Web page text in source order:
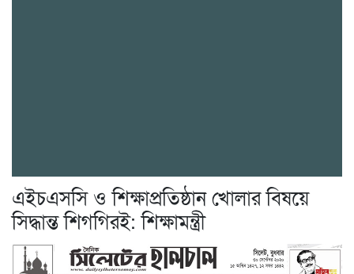
এইচএসসি ও শিক্ষাপ্রতিষ্ঠান খোলার বিষয়ে
সিদ্ধান্ত শিগগিরই: শিক্ষামন্ত্রী